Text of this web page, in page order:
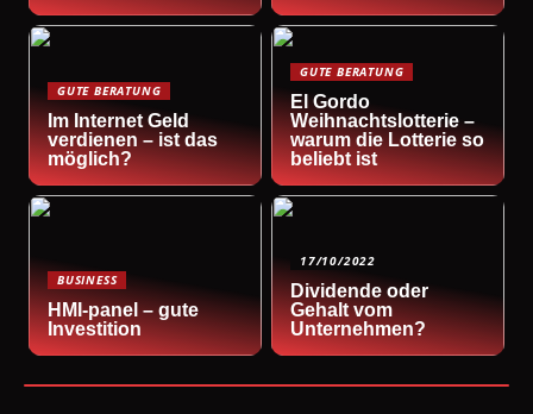
GUTE BERATUNG
Im Internet Geld
verdienen – ist das
möglich?
GUTE BERATUNG
El Gordo
Weihnachtslotterie –
warum die Lotterie so
beliebt ist
BUSINESS
HMI-panel – gute
Investition
17/10/2022
Dividende oder
Gehalt vom
Unternehmen?